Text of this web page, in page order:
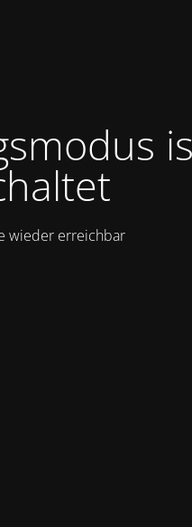
wieder erreichbar